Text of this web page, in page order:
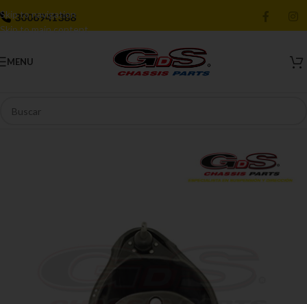
Skip to navigation
Skip to main content
3006941388
MENU